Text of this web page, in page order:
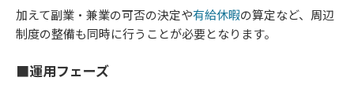
加えて副業・兼業の可否の決定や有給休暇の算定など、周辺
制度の整備も同時に行うことが必要となります。
■運用フェーズ